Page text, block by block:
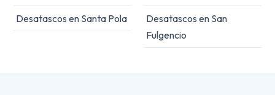
Desatascos en Santa Pola
Desatascos en San
Fulgencio